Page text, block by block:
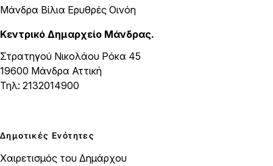
Μάνδρα Βίλια Ερυθρές Οινόη
Κεντρικό Δημαρχείο Μάνδρας.
Στρατηγού Νικολάου Ρόκα 45
19600 Μάνδρα Αττική
Τηλ: 2132014900
Δημοτικές Ενότητες
Χαιρετισμός του Δημάρχου